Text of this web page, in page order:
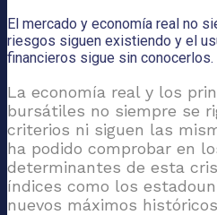
El mercado y economía real no
riesgos siguen existiendo y el
financieros sigue sin conocerlos.
La economía real y los
bursátiles no siempre se
criterios ni siguen las
ha podido comprobar en
determinantes de esta
índices como los
nuevos máximos